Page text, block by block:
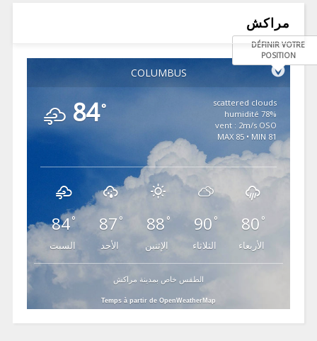
مراكش
COLUMBUS
DÉFINIR VOTRE
POSITION
84°
scattered clouds
78% humidité
vent : 2m/s OSO
MAX 85 • MIN 81
84°
السبت
87 °
الأحد
88°
الإثنين
90 °
الثلاثاء
80 °
الأربعاء
الطقس خاص بمدينة مراكش
Temps à partir de OpenWeatherMap